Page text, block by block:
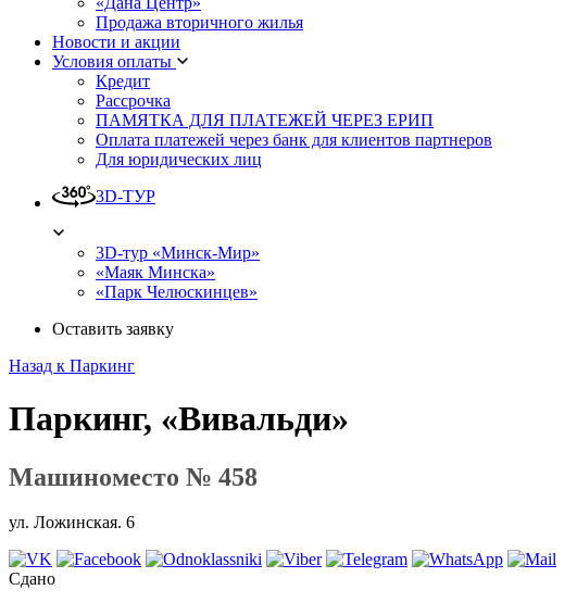
Продажа вторичного жилья
Новости и акции
Условия оплаты
Кредит
Рассрочка
ПАМЯТКА ДЛЯ ПЛАТЕЖЕЙ ЧЕРЕЗ ЕРИП
Оплата платежей через банк для клиентов партнеров
Для юридических лиц
3D-ТУР
3D-тур «Минск-Мир»
«Маяк Минска»
«Парк Челюскинцев»
Оставить заявку
Назад к Паркинг
Паркинг, «Вивальди»
Машиноместо № 458
ул. Ложинская. 6
Сдано